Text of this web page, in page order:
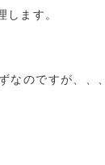
ます。
なのですが、、、